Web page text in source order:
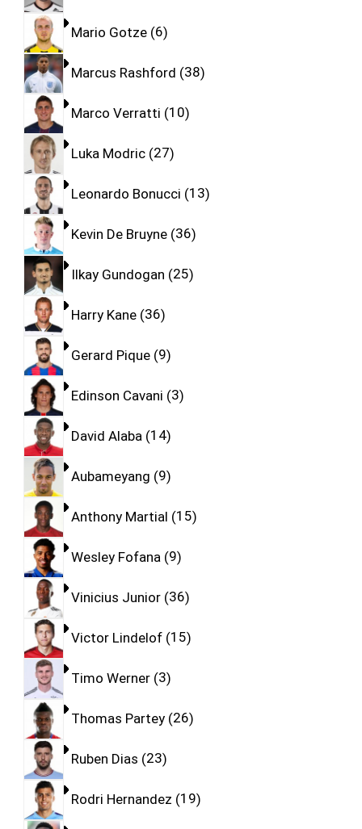
Mario Gotze 6
Marcus Rashford 38
Marco Verratti 10
Luka Modric 27
Leonardo Bonucci 13
Kevin De Bruyne 36
Ilkay Gundogan 25
Harry Kane 36
Gerard Pique 9
Edinson Cavani 3
David Alaba 14
Aubameyang 9
Anthony Martial 15
Wesley Fofana 9
Vinicius Junior 36
Victor Lindelof 15
Timo Werner 3
Thomas Partey 26
Ruben Dias 23
Rodri Hernandez 19